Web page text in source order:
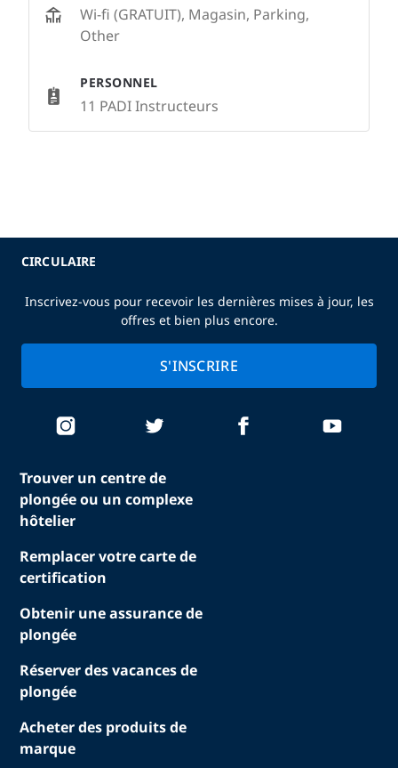
Wi-fi (GRATUIT), Magasin, Parking,
Other
PERSONNEL
11 PADI Instructeurs
Trouver un centre de
plongée ou un complexe
hôtelier
Remplacer votre carte de
certification
Obtenir une assurance de
plongée
Réserver des vacances de
plongée
Acheter des produits de
marque
CIRCULAIRE
Inscrivez-vous pour recevoir les dernières mises à jour, les
offres et bien plus encore.
S'INSCRIRE